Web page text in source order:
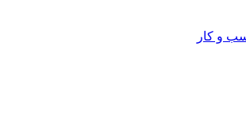
و کار